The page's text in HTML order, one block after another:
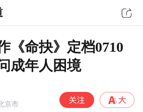
《命抉》定档0710
成年人困境
京市